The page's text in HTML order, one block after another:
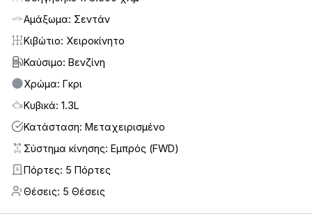
Αμάξωμα: Σεντάν
Κιβώτιο: Χειροκίνητο
Καύσιμο: Βενζίνη
Χρώμα: Γκρι
Κυβικά: 1.3L
Κατάσταση: Μεταχειρισμένο
Σύστημα κίνησης: Εμπρός (FWD)
5 Πόρτες: 5 Πόρτες
5 Θέσεις: 5 Θέσεις